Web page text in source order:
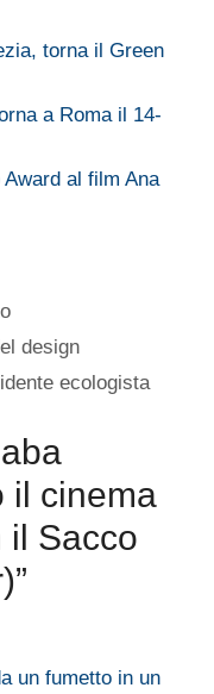
torna il Green
a Roma il 14-
al film Ana
design
ecologista
il cinema
il Sacco
un fumetto in un